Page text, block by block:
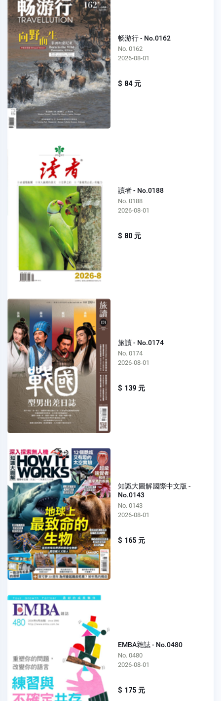
畅游行 - No.0162
No. 0162
2026-08-01
$ 84 元
讀者 - No.0188
No. 0188
2026-08-01
$ 80 元
旅讀 - No.0174
No. 0174
2026-08-01
$ 139 元
知識大圖解國際中文版 -
No.0143
No. 0143
2026-08-01
$ 165 元
EMBA雜誌 - No.0480
No. 0480
2026-08-01
$ 175 元